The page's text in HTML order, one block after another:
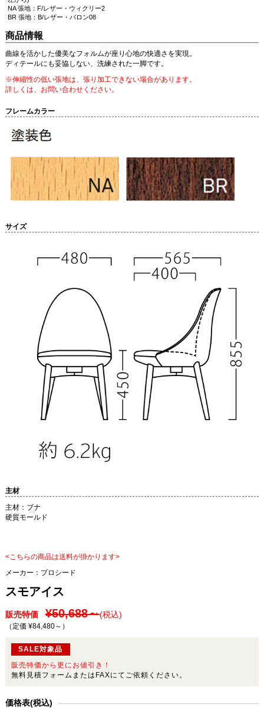
NA 張地：F/レザー・ウィクリー2
BR 張地：B/レザー・バロン08
商品情報
曲線を活かした優美なフォルムが座り心地の快適さを実現。
ディテールにも妥協しない、洗練された一脚です。
※伸縮性の低い張地は、張り加工できない場合があります。
詳しくは、お問い合わせください。
フレームカラー
サイズ
主材
主材：ブナ
硬質モールド
<こちらの商品は送料が掛かります>
メーカー： プロシード
スモアイス
販売特価 ¥50,688～(税込)
（定価 ¥84,480～ ）
SALE対象品
販売特価から更にお値引き！
無料見積フォームまたはFAXにてご依頼ください。
価格表(税込)